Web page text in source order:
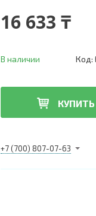
16 633 ₸
В наличии Код:
КУПИТЬ
+7 (700) 807-07-63